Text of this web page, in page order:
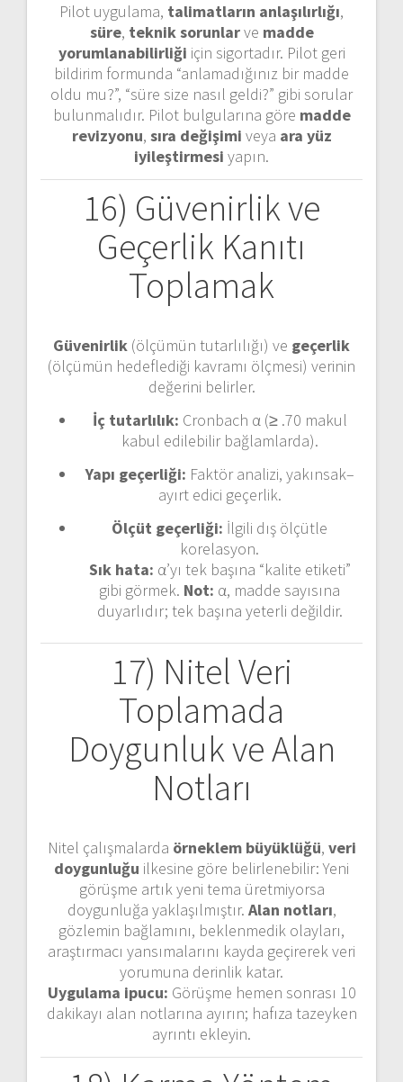
Pilot uygulama, talimatların anlaşılırlığı,
süre, teknik sorunlarve madde
yorumlanabilirliği için sigortadır. Pilot geri
bildirim formunda “anlamadığınız bir madde
oldu mu?”, “süre size nasıl geldi?” gibi sorular
bulunmalıdır. Pilot bulgularına göre madde
revizyonu, sıra değişimi veya ara yüz
iyileştirmesi yapın.
16) Güvenirlik ve
Geçerlik Kanıtı
Toplamak
Güvenirlik (ölçümün tutarlılığı) ve geçerlik
(ölçümün hedeflediği kavramı ölçmesi) verinin
değerini belirler.
İç tutarlılık: Cronbach α (≥ .70 makul
kabul edilebilir bağlamlarda).
Yapı geçerliği: Faktör analizi, yakınsak–
ayırt edici geçerlik.
Ölçüt geçerliği: İlgili dış ölçütle
korelasyon.
Sık hata: α’yı tek başına “kalite etiketi”
gibi görmek. Not: α, madde sayısına
duyarlıdır; tek başına yeterli değildir.
17) Nitel Veri
Toplamada
Doygunluk ve Alan
Notları
Nitel çalışmalarda örneklem büyüklüğü, veri
doygunluğu ilkesine göre belirlenebilir: Yeni
görüşme artık yeni tema üretmiyorsa
doygunluğa yaklaşılmıştır. Alan notları,
gözlemin bağlamını, beklenmedik olayları,
araştırmacı yansımalarını kayda geçirerek veri
yorumuna derinlik katar.
Uygulama ipucu: Görüşme hemen sonrası 10
dakikayı alan notlarına ayırın; hafıza tazeyken
ayrıntı ekleyin.